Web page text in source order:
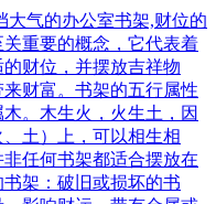
大气的办公室书架,财位的
重要的概念，它代表着
财位，并摆放吉祥物
财富。书架的五行属性
。木生火，火生土，因
土）上，可以相生相
任何书架都适合摆放在
架：破旧或损坏的书